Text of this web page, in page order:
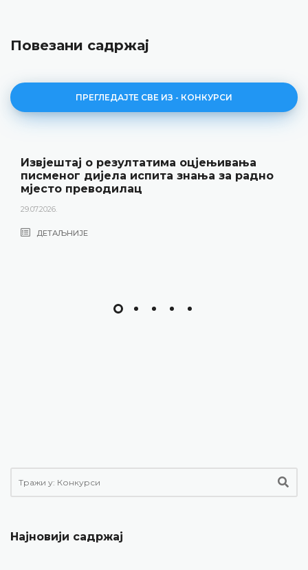
Повезани садржај
ПРЕГЛЕДАЈТЕ СВЕ ИЗ - КОНКУРСИ
Извјештај о резултатима оцјењивања
писменог дијела испита знања за радно
мјесто преводилац
29.07.2026.
ДЕТАЉНИЈЕ
Најновији садржај